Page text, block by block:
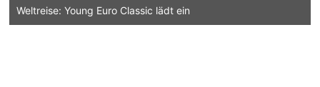
Weltreise: Young Euro Classic lädt ein